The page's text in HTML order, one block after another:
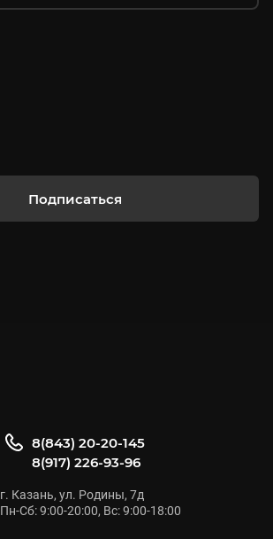
Подписаться
8(843) 20-20-145
8(917) 226-93-96
г. Казань, ул. Родины, 7д
Пн-Сб: 9:00-20:00, Вс: 9:00-18:00